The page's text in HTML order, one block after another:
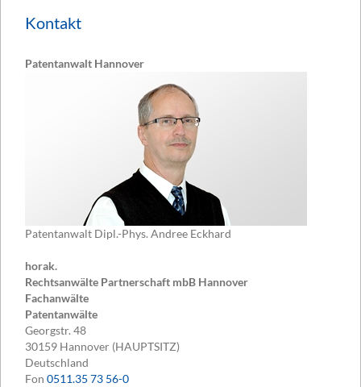
Kontakt
Patentanwalt Hannover
Patentanwalt Dipl.-Phys. Andree Eckhard
horak.
Rechtsanwälte Partnerschaft mbB Hannover
Fachanwälte
Patentanwälte
Georgstr. 48
30159 Hannover (HAUPTSITZ)
Deutschland
Fon 0511.35 73 56-0